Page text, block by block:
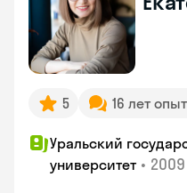
5 16 лет
Уральский
университет • 2009